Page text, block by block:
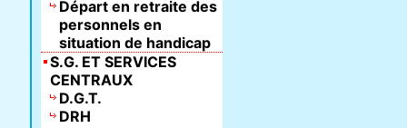
Départ en retraite des
personnels en
situation de handicap
S.G. ET SERVICES
CENTRAUX
D.G.T.
DRH